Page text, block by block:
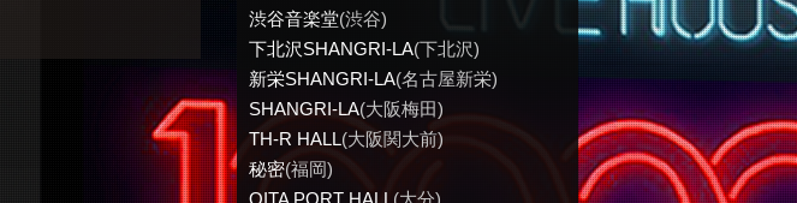
渋谷音楽堂(渋谷)
下北沢SHANGRI-LA(下北沢)
新栄SHANGRI-LA(名古屋新栄)
SHANGRI-LA(大阪梅田)
TH-R HALL(大阪関大前)
秘密(福岡)
OITA PORT HALL (大分)